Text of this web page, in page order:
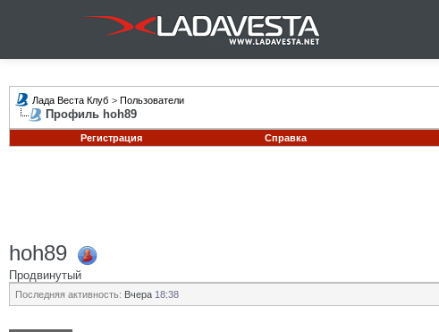
Лада Веста Клуб > Пользователи
Профиль hoh89
Регистрация
Справка
hoh89
Продвинутый
Последняя активность: Вчера 18:38